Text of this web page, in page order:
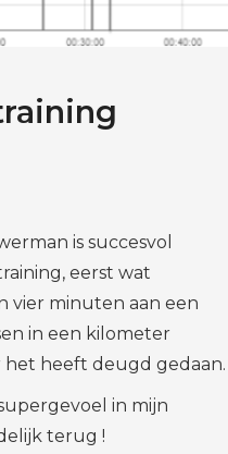
is succesvol
eerst wat
vier minuten aan een
in een kilometer
het heeft deugd gedaan.
in mijn
terug !